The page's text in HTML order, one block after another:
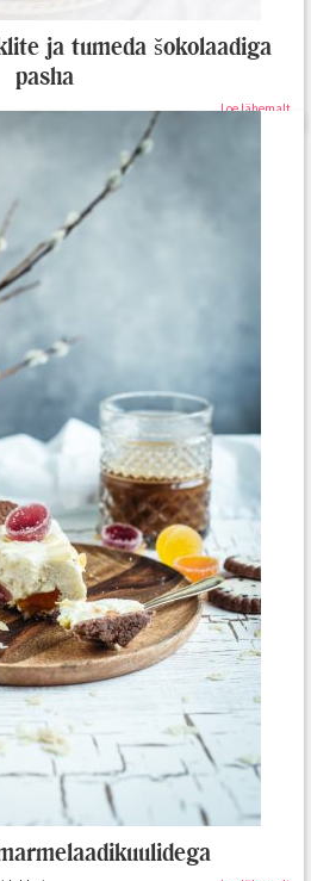
ja tumeda šokolaadiga
pasha
Loe lähemalt